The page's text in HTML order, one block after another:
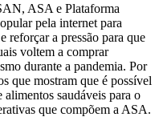
ASA e Plataforma
pela internet para
reforçar a pressão para que
voltem a comprar
durante a pandemia. Por
que mostram que é possível
alimentos saudáveis para o
que compõem a ASA.